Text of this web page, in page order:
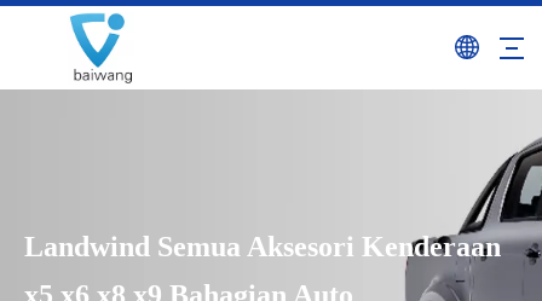
Landwind Semua Aksesori Kenderaan